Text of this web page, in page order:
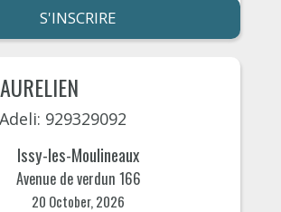
S'INSCRIRE
929329092
Issy-les-Moulineaux
Avenue de verdun 166
20 October, 2026